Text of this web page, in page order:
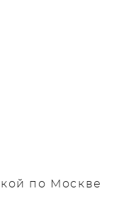
по Москве